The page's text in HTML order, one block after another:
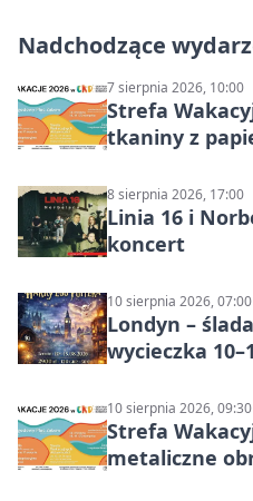
Nadchodzące
7 sierpnia 2026, 10:00
Strefa
tkaniny z
8 sierpnia 2026, 17:00
Linia 16 i
koncert
10 sierpnia 2026, 07:00
Londyn –
wycieczka
10 sierpnia 2026, 09:30
Strefa
metaliczne